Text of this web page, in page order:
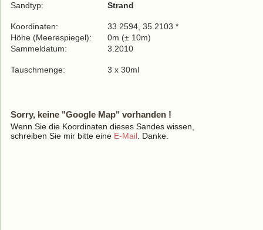
Sandtyp: Strand
Koordinaten:
33.2594, 35.2103 *
Höhe (Meerespiegel):
0m (± 10m)
Sammeldatum:
3.2010
Tauschmenge: 3 x 30ml
Sorry, keine "Google Map" vorhanden !
Wenn Sie die Koordinaten dieses Sandes wissen,
schreiben Sie mir bitte eine E-Mail . Danke.